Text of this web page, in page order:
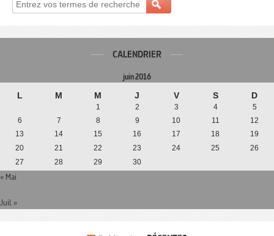
CALENDRIER
juin 2016
L M M J V S D
1 2 3 4
5
6
7 8 9 10 11
12
13
14 15 16 17 18
19
20
21 22 23 24 25
26
27
28 29 30
« Mai
Juil »